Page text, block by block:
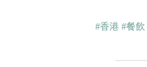
#香港 #餐飲